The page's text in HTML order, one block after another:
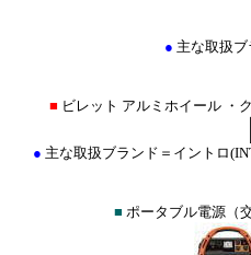
● 主な取扱
■ ビレット アルミホイール
● 主な取扱ブランド＝イントロ
■ ポータブル電源（